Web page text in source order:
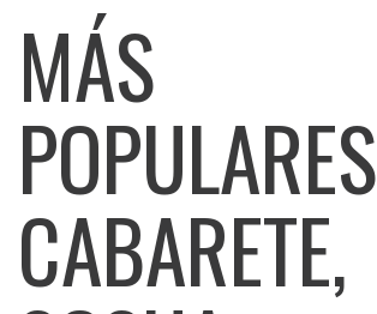
MÁS
POPULARES
CABARETE,